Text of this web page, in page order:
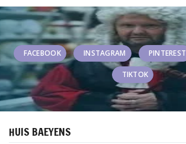
FACEBOOK INSTAGRAM PINTEREST
TIKTOK
HUIS BAEYENS